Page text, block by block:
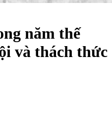
năm thế
và thách thức